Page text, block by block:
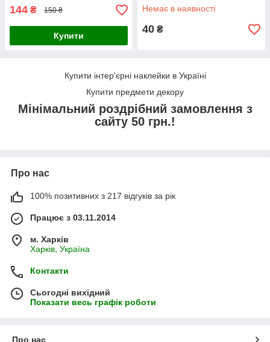
144 ₴ 150 ₴
Купити
Немає в наявності
40 ₴
Купити інтер'єрні наклейки в Україні
Купити предмети декору
Мінімальний роздрібний замовлення з
сайту 50 грн.!
Про нас
100% позитивних з 217 відгуків за рік
Працює з 03.11.2014
м. Харків
Харків, Україна
Контакти
Сьогодні вихідний
Показати весь графік роботи
Про нас